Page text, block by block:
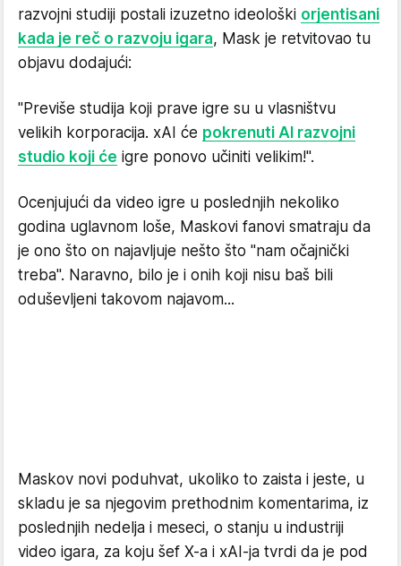
razvojni studiji postali izuzetno ideološki orjentisani
kada je reč o razvoju igara, Mask je retvitovao tu
objavu dodajući:
"Previše studija koji prave igre su u vlasništvu
velikih korporacija. xAI će pokrenuti AI razvojni
studio koji će igre ponovo učiniti velikim!".
Ocenjujući da video igre u poslednjih nekoliko
godina uglavnom loše, Maskovi fanovi smatraju da
je ono što on najavljuje nešto što "nam očajnički
treba". Naravno, bilo je i onih koji nisu baš bili
oduševljeni takovom najavom...
Maskov novi poduhvat, ukoliko to zaista i jeste, u
skladu je sa njegovim prethodnim komentarima, iz
poslednjih nedelja i meseci, o stanju u industriji
video igara, za koju šef X-a i xAI-ja tvrdi da je pod